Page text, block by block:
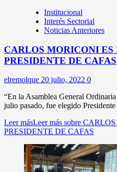
Institucional
Interés Sectorial
Noticias Anteriores
CARLOS MORICONI ES
PRESIDENTE DE CAFAS
elremolque 20 julio, 2022 0
“En la Asamblea General
julio pasado, fue elegido
Leer másLeer más sobre
PRESIDENTE DE CAFAS